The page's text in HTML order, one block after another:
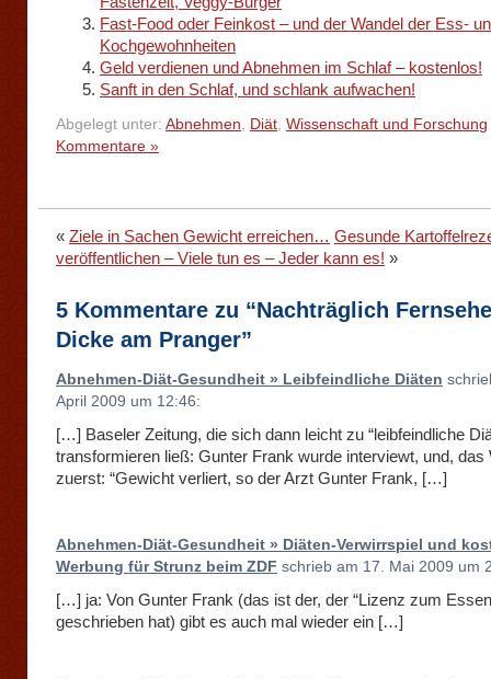
Fast-Food oder Feinkost – und der Wandel der Ess-
Kochgewohnheiten
Geld verdienen und Abnehmen im Schlaf – kostenlos!
Sanft in den Schlaf, und schlank aufwachen!
Abgelegt unter: Abnehmen, Diät, Wissenschaft und Forschung
Kommentare »
« Ziele in Sachen Gewicht erreichen… Gesunde
veröffentlichen – Viele tun es – Jeder kann es! »
5 Kommentare zu “Nachträglich
Dicke am Pranger”
Abnehmen-Diät-Gesundheit » Leibfeindliche Diäten
April 2009 um 12:46:
[…] Baseler Zeitung, die sich dann leicht zu “leibfeindliche
transformieren ließ: Gunter Frank wurde interviewt, und, das
zuerst: “Gewicht verliert, so der Arzt Gunter Frank, […]
Abnehmen-Diät-Gesundheit » Diäten-Verwirrspiel und
Werbung für Strunz beim ZDF schrieb am 17. Mai 2009 um
[…] ja: Von Gunter Frank (das ist der, der “Lizenz zum
geschrieben hat) gibt es auch mal wieder ein […]